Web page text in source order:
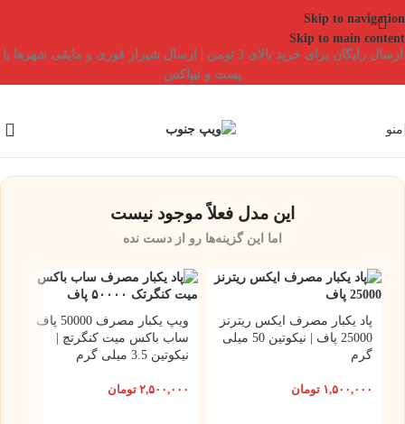
Skip to navigation
Skip to main content
ارسال رایگان برای خرید بالای 3 تومن | ارسال شیراز فوری و مابقی شهرها با
پست و تیپاکس
منو
این مدل فعلاً موجود نیست
اما این گزینه‌ها رو از دست نده
پاد یکبار مصرف ایکس ریترنز
25000 پاف | نیکوتین 50 میلی
گرم
۱,۵۰۰,۰۰۰ تومان
ویپ یکبار مصرف 50000 پاف
ساب باکس میت کنگرتچ |
نیکوتین 3.5 میلی گرم
۲,۵۰۰,۰۰۰ تومان